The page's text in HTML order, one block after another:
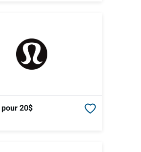
pour 20$